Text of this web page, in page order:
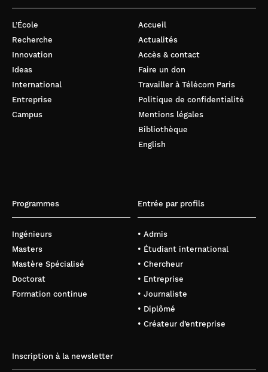
L’École
Recherche
Innovation
Ideas
International
Entreprise
Campus
Accueil
Actualités
Accès & contact
Faire un don
Travailler à Télécom Paris
Politique de confidentialité
Mentions légales
Bibliothèque
English
Programmes
Ingénieurs
Masters
Mastère Spécialisé
Doctorat
Formation continue
Entrée par profils
• Admis
• Étudiant international
• Chercheur
• Entreprise
• Journaliste
• Diplômé
• Créateur d’entreprise
Inscription à la newsletter